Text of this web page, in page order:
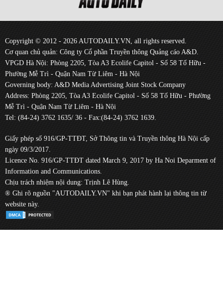
Copyright © 2012 - 2026 AUTODAILY.VN, all rights reserved.
Cơ quan chủ quản: Công ty Cổ phần Truyền thông Quảng cáo A&D.
VPGD Hà Nội: Phòng 2205, Tòa A3 Ecolife Capitol - Số 58 Tố Hữu -
Phường Mễ Trì - Quận Nam Từ Liêm - Hà Nội
Governing body: A&D Media Advertising Joint Stock Company
Address: Phòng 2205, Tòa A3 Ecolife Capitol - Số 58 Tố Hữu - Phường
Mễ Trì - Quận Nam Từ Liêm - Hà Nội
Tel: (84-24) 3762 1635/ 36 - Fax:(84-24) 3762 1639.
Giấy phép số 916/GP-TTĐT, Sở Thông tin và Truyền thông Hà Nội cấp
ngày 09/3/2017.
Licence No. 916/GP-TTĐT dated March 9, 2017 by Ha Noi Deparment of
Information and Communications.
Chịu trách nhiệm nội dung: Trịnh Lê Hùng.
® Ghi rõ nguồn "AUTODAILY.VN" khi bạn phát hành lại thông tin từ
website này.